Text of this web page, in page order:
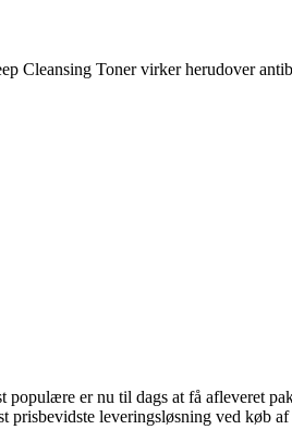
Cleansing Toner virker herudover
er nu til dags at få afleveret
prisbevidste leveringsløsning ved køb